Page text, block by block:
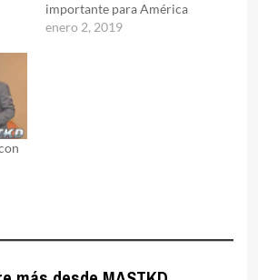
importante para América
enero 2, 2019